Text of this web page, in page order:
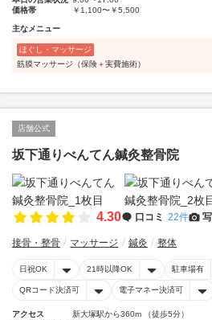
価格帯
￥1,100〜￥5,500
主なメニュー
ほぐし・マッサージ
筋膜マッサージ（保険＋実費施術）
店舗公式
坂下通りべんてん鍼灸整骨院
4.30 口コミ 22件
接骨・整骨 マッサージ 鍼灸 整体
日祝OK 21時以降OK 駐車場有
QRコード決済可 電子マネー決済可
アクセス
新大塚駅から360m （徒歩5分）